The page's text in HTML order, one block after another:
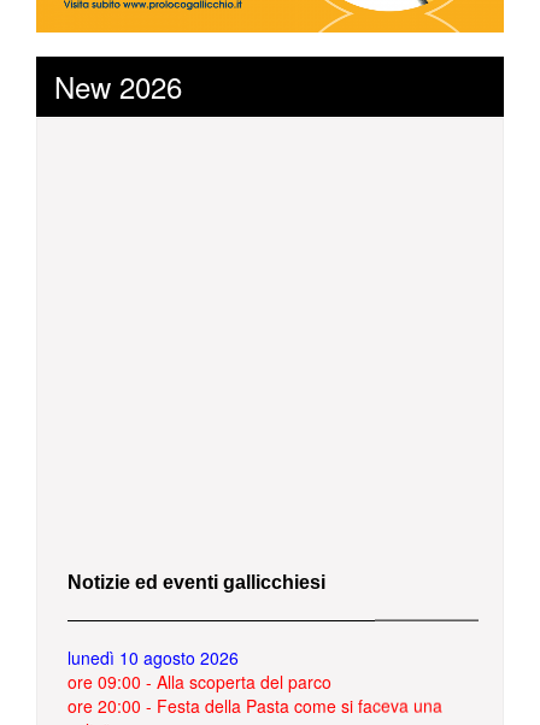
New 2026
ore 09:00 - Alla scoperta del parco
ore 20:00 - Festa della Pasta come si faceva una
volta”